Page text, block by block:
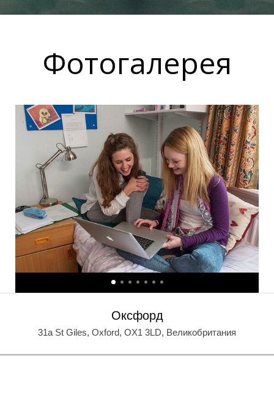
Ы
К
Ы
К
Фотогалерея
Оксфорд
31a St Giles, Oxford, OX1 3LD, Великобритания